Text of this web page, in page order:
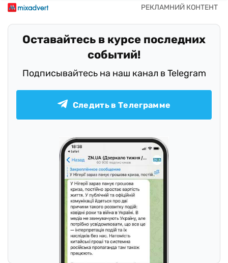
Оставайтесь в курсе последних
событий!
Подписывайтесь на наш канал в Telegram
Следить в Телеграмме